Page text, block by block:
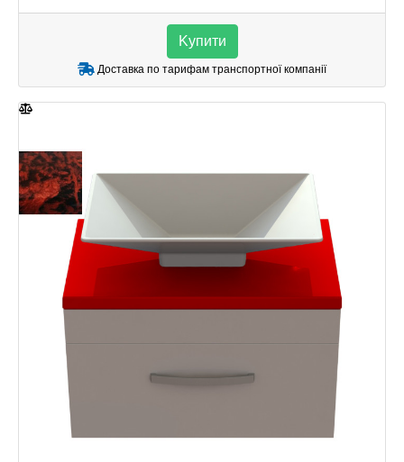
Kупити
Доставка по тарифам транспортної компанії